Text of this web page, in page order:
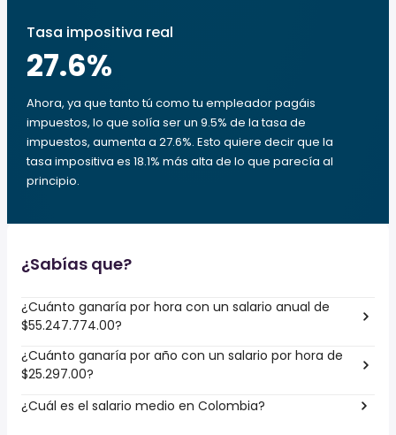
Tasa impositiva real
27.6%
Ahora, ya que tanto tú como tu empleador pagáis
impuestos, lo que solía ser un 9.5% de la tasa de
impuestos, aumenta a 27.6%. Esto quiere decir que la
tasa impositiva es 18.1% más alta de lo que parecía al
principio.
¿Sabías que?
¿Cuánto ganaría por hora con un salario anual de
$55.247.774.00?
¿Cuánto ganaría por año con un salario por hora de
$25.297.00?
¿Cuál es el salario medio en Colombia?